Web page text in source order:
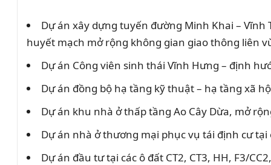
Dự án xây dựng tuyến đường Minh Khai –
huyết mạch mở rộng không gian giao thông liên
Dự án Công viên sinh thái Vĩnh Hưng – định
Dự án đồng bộ hạ tầng kỹ thuật – hạ tầng xã
Dự án khu nhà ở thấp tầng Ao Cây Dừa, mở
Dự án nhà ở thương mại phục vụ tái định cư
Dự án đầu tư tại các ô đất CT2, CT3, HH, F3/